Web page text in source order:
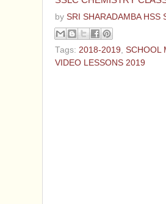
by SRI SHARADAMBA HSS
Tags: 2018-2019 SCHOOL
VIDEO LESSONS 2019